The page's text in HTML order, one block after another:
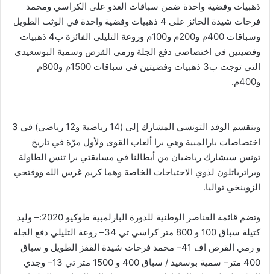
ذهبيات وفضية واحدة ضمن سباقات العدو على الكراسي ومحمد
فرحات شيدة الحائز على 4 ذهبيات وفضية واحدة في الوثب الطويل
وسباقات 400م و200م و100م وروعة التليلي الفائزة ب4 ذهبيات
وفضيتين في اختصاصي دفع الجلة ورمي القرص وسمية البوسعيدي
التي توجت ب3 ذهبيات وفضيتين في سباقات 1500م و800م
و400م.
وينقسم الوفد التونسي المشارك إلى (14 رياضية و12 رياضي) في 3
اختصاصات بارالمبية وهي برا ألعاب القوى ولأول مرّة في تاريخ
تونس سيشارك رياضيان من أبطالنا في مسابقتي برا تنس الطاولة
وبراترياتلون لذوي الاحتياجات الخاصة وهما كريم غرس الله ووفتحي
الزوينخي تواليا.
وتضم قائمة العناصر الوطنية للدورة البارلمبية طوكيو 2020:– وليد
كتيلة سباق 100 و 800 متر كراسي تي 34– روعة التليلي دفع الجلة
و رمي القرص اف 41– محمد فرحات شيدة القفز الطويل و سباق
400 متر– سمية بوسعيد / سباق 400 و 1500 متر تي 13– وجدي